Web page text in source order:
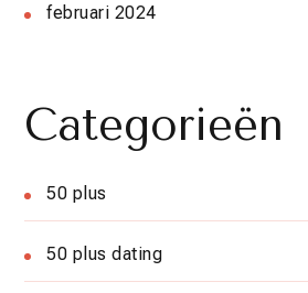
februari 2024
Categorieën
50 plus
50 plus dating